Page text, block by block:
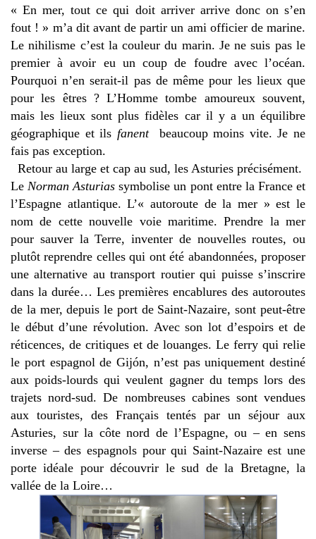
« En mer, tout ce qui doit arriver arrive donc on s’en
fout ! » m’a dit avant de partir un ami officier de marine.
Le nihilisme c’est la couleur du marin. Je ne suis pas le
premier à avoir eu un coup de foudre avec l’océan.
Pourquoi n’en serait-il pas de même pour les lieux que
pour les êtres ? L’Homme tombe amoureux souvent,
mais les lieux sont plus fidèles car il y a un équilibre
géographique et ils fanentbeaucoup moins vite. Je ne
fais pas exception.
Retour au large et cap au sud, les Asturies précisément.
LeNorman Asturias symbolise un pont entre la France et
l’Espagne atlantique. L’« autoroute de la mer » est le
nom de cette nouvelle voie maritime. Prendre la mer
pour sauver la Terre, inventer de nouvelles routes, ou
plutôt reprendre celles qui ont été abandonnées, proposer
une alternative au transport routier qui puisse s’inscrire
dans la durée… Les premières encablures des autoroutes
de la mer, depuis le port de Saint-Nazaire, sont peut-être
le début d’une révolution. Avec son lot d’espoirs et de
réticences, de critiques et de louanges. Le ferry qui relie
le port espagnol de Gijón, n’est pas uniquement destiné
aux poids-lourds qui veulent gagner du temps lors des
trajets nord-sud. De nombreuses cabines sont vendues
aux touristes, des Français tentés par un séjour aux
Asturies, sur la côte nord de l’Espagne, ou – en sens
inverse – des espagnols pour qui Saint-Nazaire est une
porte idéale pour découvrir le sud de la Bretagne, la
vallée de la Loire…